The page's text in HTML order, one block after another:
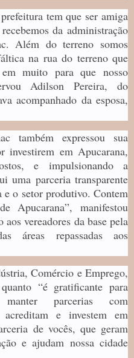
tem que ser amiga
da administração
Além do terreno somos
na rua do terreno que
muito para que nosso
Adilson Pereira, do
acompanhado da esposa,
também expressou sua
investirem em Apucarana,
e impulsionando a
uma parceria transparente
e o setor produtivo. Contem
Apucarana”, manifestou
vereadores da base pela
áreas repassadas aos
Comércio e Emprego,
“é gratificante para
manter parcerias com
acreditam e investem em
de vocês, que geram
e ajudam nossa cidade